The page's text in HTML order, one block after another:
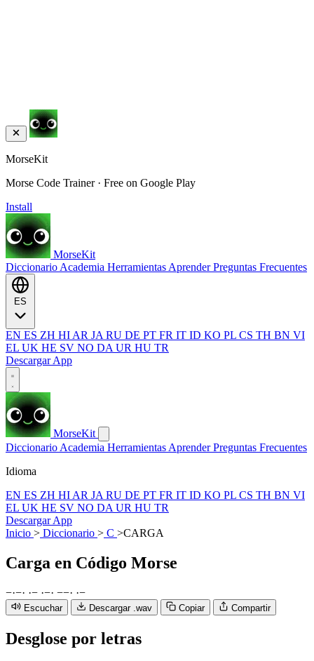
MorseKit
Morse Code Trainer · Free on Google Play
Install
MorseKit
Diccionario Academia Herramientas AprenderPreguntas Frecuentes
EN ES ZH HI AR JA RU DE PT FR IT ID KO PL CS TH BN VI
EL UK HE SV NO DA UR HU TR
Descargar App
MorseKit
Diccionario Academia Herramientas AprenderPreguntas Frecuentes
Idioma
EN ES ZH HI AR JA RU DE PT FR IT ID KO PL CS TH BN VI
EL UK HE SV NO DA UR HU TR
Descargar App
Inicio > Diccionario > C >CARGA
Carga en Código Morse
−·−· ·− ·−· −−· ·−
Escuchar Descargar .wav Copiar Compartir
Desglose por letras